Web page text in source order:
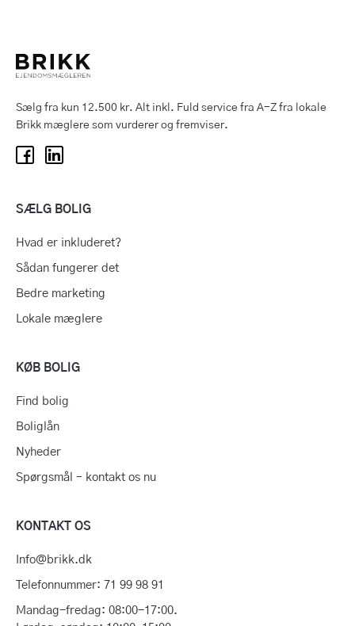
Sælg fra kun 12.500 kr. Alt inkl. Fuld service fra A-Z fra lokale
Brikk mæglere som vurderer og fremviser.
SÆLG BOLIG
Hvad er inkluderet?
Sådan fungerer det
Bedre marketing
Lokale mæglere
KØB BOLIG
Find bolig
Boliglån
Nyheder
Spørgsmål – kontakt os nu
KONTAKT OS
Info@brikk.dk
Telefonnummer: 71 99 98 91
Mandag-fredag: 08:00-17:00.